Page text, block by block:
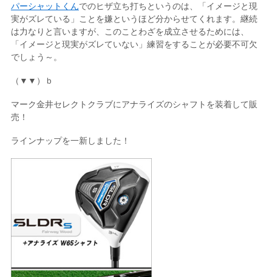
パーシャットくんでのヒザ立ち打ちというのは、「イメージと現
実がズレている」ことを嫌というほど分からせてくれます。継続
は力なりと言いますが、このことわざを成立させるためには、
「イメージと現実がズレていない」練習をすることが必要不可欠
でしょう～。
（▼▼）ｂ
マーク金井セレクトクラブにアナライズのシャフトを装着して販
売！
ラインナップを一新しました！